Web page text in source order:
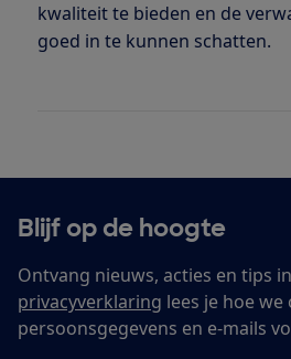
kwaliteit te bieden en de
goed in te kunnen schatten.
Blijf op de hoogte
Ontvang nieuws, acties en tips
privacyverklaring lees je hoe
persoonsgegevens en e-mails